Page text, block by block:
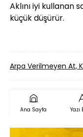
Aklını iyi kullanan
küçük düşürür.
Arpa Verilmeyen At,
Ana Sayfa Yazı